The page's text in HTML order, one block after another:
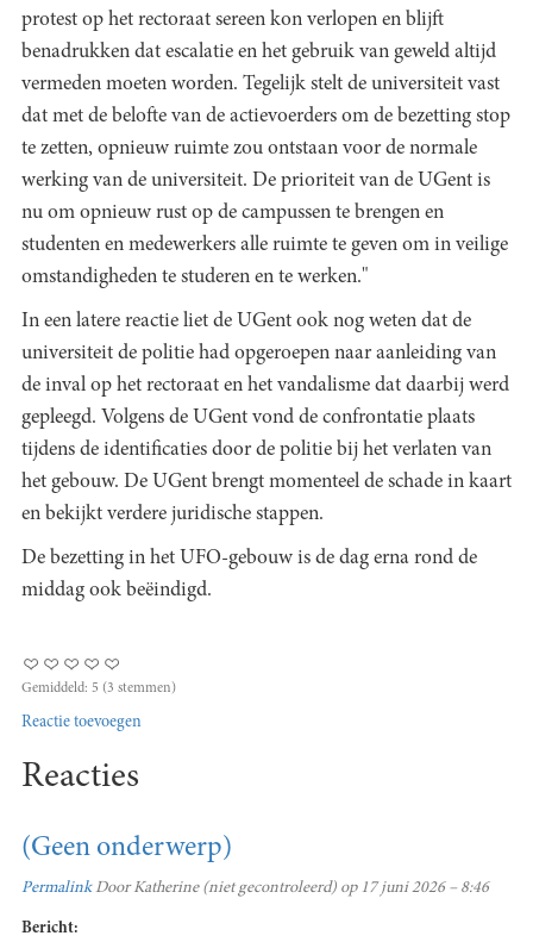
protest op het rectoraat sereen kon verlopen en blijft
benadrukken dat escalatie en het gebruik van geweld altijd
vermeden moeten worden. Tegelijk stelt de universiteit vast
dat met de belofte van de actievoerders om de bezetting stop
te zetten, opnieuw ruimte zou ontstaan voor de normale
werking van de universiteit. De prioriteit van de UGent is
nu om opnieuw rust op de campussen te brengen en
studenten en medewerkers alle ruimte te geven om in veilige
omstandigheden te studeren en te werken."
In een latere reactie liet de UGent ook nog weten dat de
universiteit de politie had opgeroepen naar aanleiding van
de inval op het rectoraat en het vandalisme dat daarbij werd
gepleegd. Volgens de UGent vond de confrontatie plaats
tijdens de identificaties door de politie bij het verlaten van
het gebouw. De UGent brengt momenteel de schade in kaart
en bekijkt verdere juridische stappen.
De bezetting in het UFO-gebouw is de dag erna rond de
middag ook beëindigd.
Gemiddeld: 5 (3 stemmen)
Reactie toevoegen
Reacties
(Geen onderwerp)
PermalinkDoorKatherine (niet gecontroleerd) op 17 juni 2026 – 8:46
Bericht: